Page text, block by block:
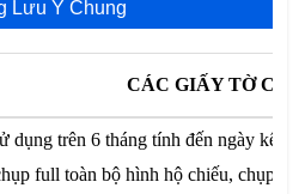
Lưu Ý Chung
CÁC GIẤY TỜ
dụng trên 6 tháng tính đến ngày kết
full toàn bộ hình hộ chiếu, chụp